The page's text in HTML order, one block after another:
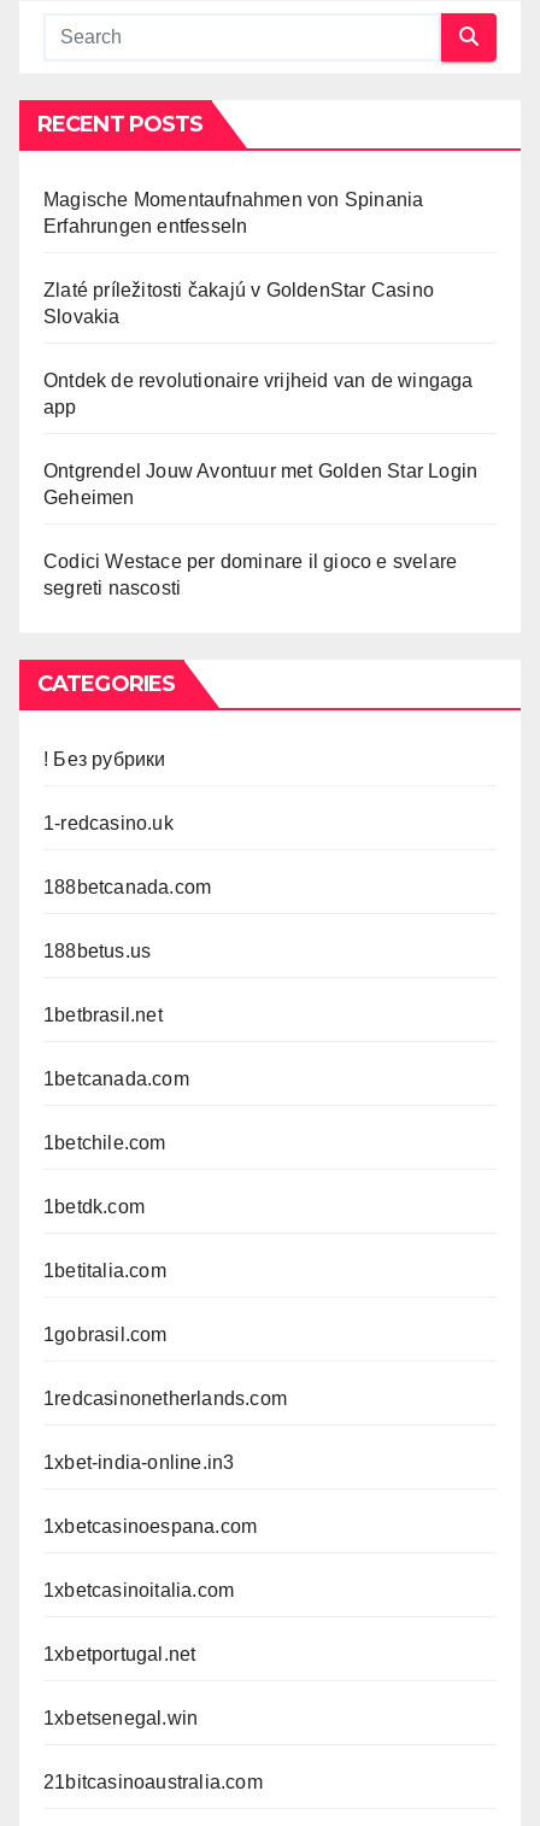
RECENT POSTS
Magische Momentaufnahmen von Spinania
Erfahrungen entfesseln
Zlaté príležitosti čakajú v GoldenStar Casino
Slovakia
Ontdek de revolutionaire vrijheid van de wingaga
app
Ontgrendel Jouw Avontuur met Golden Star Login
Geheimen
Codici Westace per dominare il gioco e svelare
segreti nascosti
CATEGORIES
! Без рубрики
1-redcasino.uk
188betcanada.com
188betus.us
1betbrasil.net
1betcanada.com
1betchile.com
1betdk.com
1betitalia.com
1gobrasil.com
1redcasinonetherlands.com
1xbet-india-online.in3
1xbetcasinoespana.com
1xbetcasinoitalia.com
1xbetportugal.net
1xbetsenegal.win
21bitcasinoaustralia.com